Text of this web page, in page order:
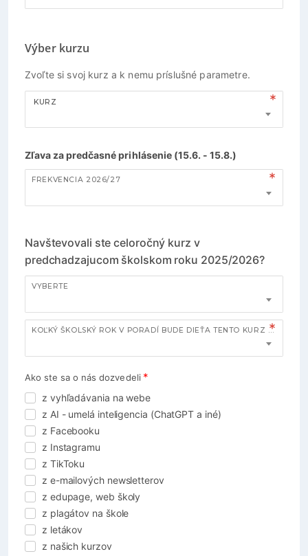
Výber kurzu
Zvoľte si svoj kurz a k nemu príslušné parametre.
KURZ
Zľava za predčasné prihlásenie (15.6. - 15.8.)
FREKVENCIA 2026/27
Navštevovali ste celoročný kurz v
predchadzajucom školskom roku 2025/2026?
VYBERTE
KOĽKÝ ŠKOLSKÝ ROK V PORADÍ BUDE DIEŤA TENTO KURZ NAVŠTEVOVAŤ?
Ako ste sa o nás dozvedeli
z vyhľadávania na webe
z AI - umelá inteligencia (ChatGPT a iné)
z Facebooku
z Instagramu
z TikToku
z e-mailových newsletterov
z edupage, web školy
z plagátov na škole
z letákov
z našich kurzov